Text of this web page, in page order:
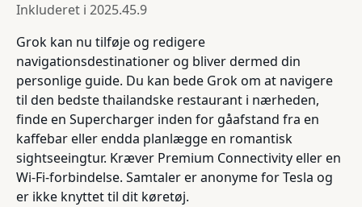
Inkluderet i 2025.45.9
Grok kan nu tilføje og redigere
navigationsdestinationer og bliver dermed din
personlige guide. Du kan bede Grok om at navigere
til den bedste thailandske restaurant i nærheden,
finde en Supercharger inden for gåafstand fra en
kaffebar eller endda planlægge en romantisk
sightseeingtur. Kræver Premium Connectivity eller en
Wi-Fi-forbindelse. Samtaler er anonyme for Tesla og
er ikke knyttet til dit køretøj.